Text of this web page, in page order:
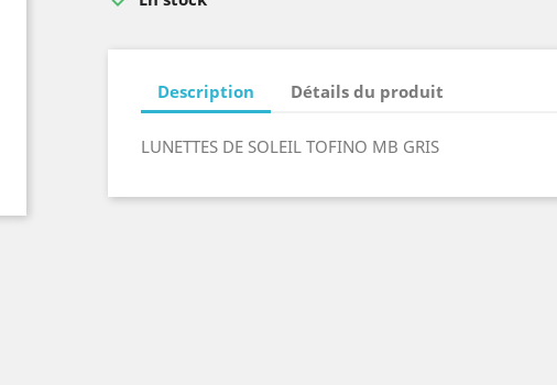
Description Détails du produit
LUNETTES DE SOLEIL TOFINO MB GRIS